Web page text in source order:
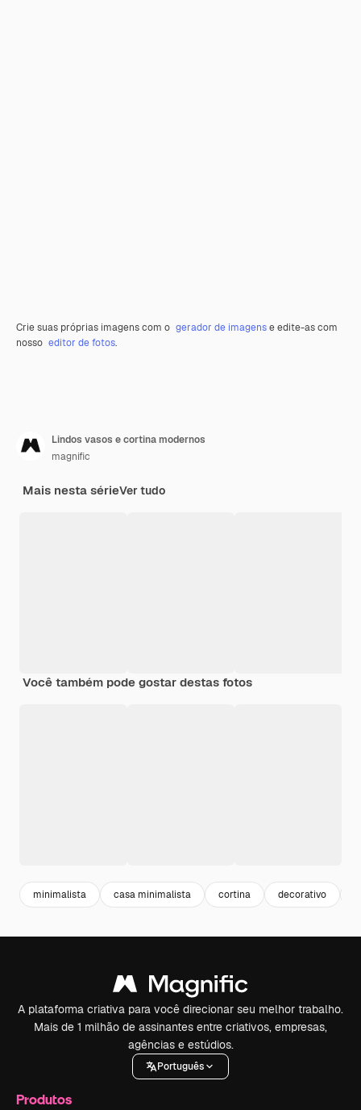
Crie suas próprias imagens com o gerador de imagense edite-as com
nosso editor de fotos.
Lindos vasos e cortina modernos
magnific
Mais nesta sérieVer tudo
Você também pode gostar destas fotos
minimalista casa minimalista cortina decorativo
A plataforma criativa para você direcionar seu melhor trabalho.
Mais de 1 milhão de assinantes entre criativos, empresas,
agências e estúdios.
Português
Produtos